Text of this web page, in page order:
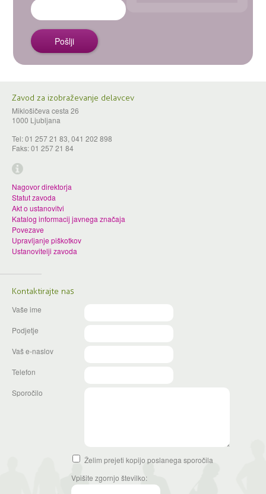
Zavod za izobraževanje delavcev
Miklošičeva cesta 26
1000 Ljubljana
Tel: 01 257 21 83, 041 202 898
Faks: 01 257 21 84
Nagovor direktorja
Statut zavoda
Akt o ustanovitvi
Katalog informacij javnega značaja
Povezave
Upravljanje piškotkov
Ustanovitelji zavoda
Kontaktirajte nas
Vaše ime
Podjetje
Vaš e-naslov
Telefon
Sporočilo
Želim prejeti kopijo poslanega sporočila
Vpišite zgornjo številko: